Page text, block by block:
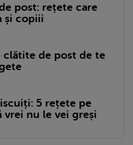
post: rețete care
și copiii
clătite de post de te
5 rețete pe
vrei nu le vei greși